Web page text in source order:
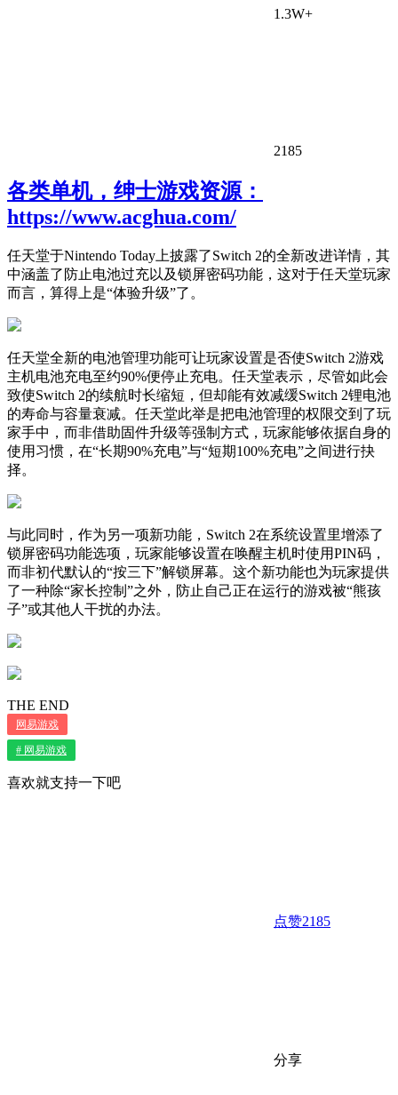
1.3W+
2185
各类单机，绅士游戏资源：
https://www.acghua.com/
任天堂于Nintendo Today上披露了Switch 2的全新改进详情，其
中涵盖了防止电池过充以及锁屏密码功能，这对于任天堂玩家
而言，算得上是“体验升级”了。
任天堂全新的电池管理功能可让玩家设置是否使Switch 2游戏
主机电池充电至约90%便停止充电。任天堂表示，尽管如此会
致使Switch 2的续航时长缩短，但却能有效减缓Switch 2锂电池
的寿命与容量衰减。任天堂此举是把电池管理的权限交到了玩
家手中，而非借助固件升级等强制方式，玩家能够依据自身的
使用习惯，在“长期90%充电”与“短期100%充电”之间进行抉
择。
与此同时，作为另一项新功能，Switch 2在系统设置里增添了
锁屏密码功能选项，玩家能够设置在唤醒主机时使用PIN码，
而非初代默认的“按三下”解锁屏幕。这个新功能也为玩家提供
了一种除“家长控制”之外，防止自己正在运行的游戏被“熊孩
子”或其他人干扰的办法。
THE END
网易游戏
# 网易游戏
喜欢就支持一下吧
点赞2185
分享